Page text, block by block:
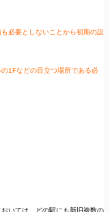
必要としないことから初期の設
1Fなどの目立つ場所である必
いては、どの駅にも新旧複数の